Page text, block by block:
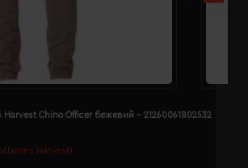
Harvest)
Harvest Chino Officer бежевий - 21260061802532